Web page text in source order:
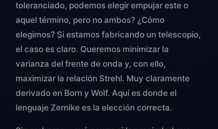
toleranciado, podemos elegir empujar este o
aquel término, pero no ambos? ¿Cómo
elegimos? Si estamos fabricando un telescopio,
el caso es claro. Queremos minimizar la
varianza del frente de onda y, con ello,
maximizar la relación Strehl. Muy claramente
derivado en Born y Wolf. Aquí es donde el
lenguaje Zernike es la elección correcta.